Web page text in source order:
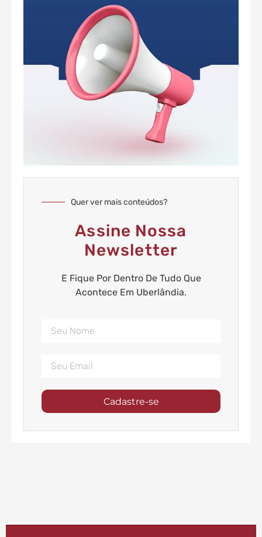
Quer ver mais conteúdos?
Assine Nossa
Newsletter
E Fique Por Dentro De Tudo Que
Acontece Em Uberlândia.
Cadastre-se